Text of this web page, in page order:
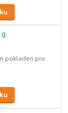
pokladen pro